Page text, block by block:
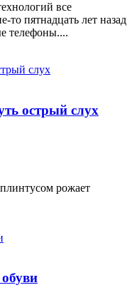
все
то пятнадцать лет назад
телефоны....
острый слух
рожает